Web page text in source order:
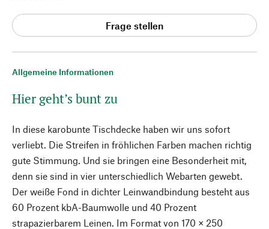
Allgemeine Informationen
Hier geht’s bunt zu
In diese karobunte Tischdecke haben wir uns sofort
verliebt. Die Streifen in fröhlichen Farben machen richtig
gute Stimmung. Und sie bringen eine Besonderheit mit,
denn sie sind in vier unterschiedlich Webarten gewebt.
Der weiße Fond in dichter Leinwandbindung besteht aus
60 Prozent kbA-Baumwolle und 40 Prozent
strapazierbarem Leinen. Im Format von 170 × 250
Frage stellen